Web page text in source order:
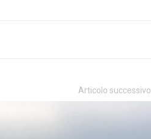
Articolo successivo